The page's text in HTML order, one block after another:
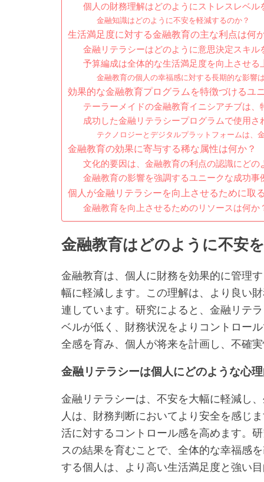
個人の財務理解はどのようにストレスレベル
金融知識はどのように不安を軽減するのか？
生活満足度に対する金融教育の主な利点は何
金融リテラシーはどのように意思決定スキル
予算編成は全体的な生活満足度を向上させ
金融教育の個人の幸福感に対する長期的な影響
効果的な金融教育プログラムを特徴づけるユ
テーラーメイドの金融教育イニシアチブは
成功した金融リテラシープログラムで使用
テクノロジーとデジタルプラットフォームは、
金融教育の効果に寄与する稀な属性は何か？
文化的要因は、金融教育の利点の認識にどの
金融教育の影響を強調するユニークな成功事
個人が金融リテラシーを向上させるために取
金融教育を向上させるためのリソースは何か
金融教育はどのように不安
金融教育は、個人に財務を効果的に管理
幅に軽減します。この理解は、より良い
連しています。研究によると、金融リテ
ベルが低く、財務状況をよりコントロー
全感を育み、個人が将来を計画し、不確
金融リテラシーは個人にどのような心
金融リテラシーは、不安を大幅に軽減し
人は、財務判断においてより安全を感じ
活に対するコントロール感を高めます。
スの結果を育むことで、全体的な幸福感
する個人は、より高い生活満足度と強い